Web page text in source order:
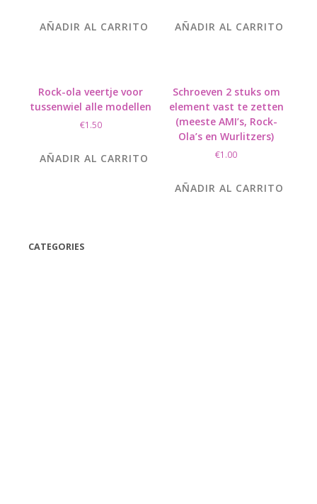
AÑADIR AL CARRITO AÑADIR AL CARRITO
Rock-ola veertje voor
tussenwiel alle modellen
€1.50
AÑADIR AL CARRITO
Schroeven 2 stuks om
element vast te zetten
(meeste AMI’s, Rock-
Ola’s en Wurlitzers)
€1.00
AÑADIR AL CARRITO
CATEGORIES